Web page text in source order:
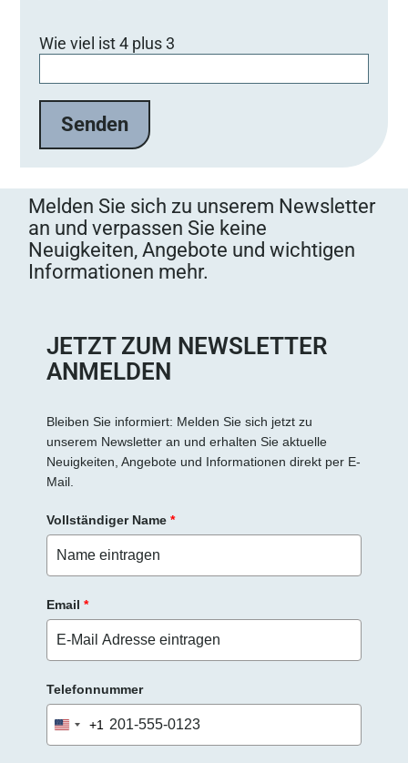
Wie viel ist 4 plus 3
Melden Sie sich zu unserem Newsletter
an und verpassen Sie keine
Neuigkeiten, Angebote und wichtigen
Informationen mehr.
JETZT ZUM NEWSLETTER
ANMELDEN
Bleiben Sie informiert: Melden Sie sich jetzt zu
unserem Newsletter an und erhalten Sie aktuelle
Neuigkeiten, Angebote und Informationen direkt per E-
Mail.
Vollständiger Name *
Email *
Telefonnummer
United
States
+1